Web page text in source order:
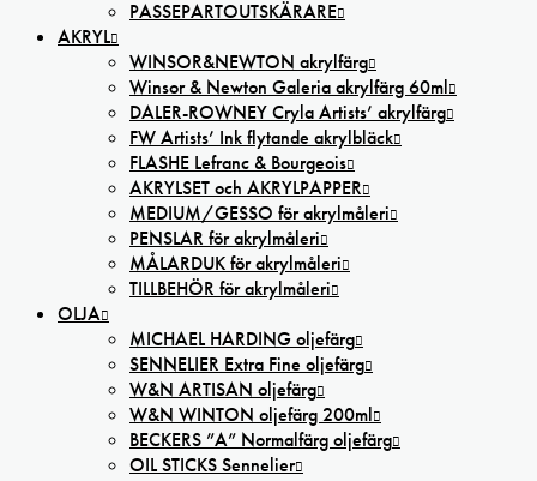
PASSEPARTOUTSKÄRARE
AKRYL
WINSOR&NEWTON akrylfärg
Winsor & Newton Galeria akrylfärg 60ml
DALER-ROWNEY Cryla Artists’ akrylfärg
FW Artists’ Ink flytande akrylbläck
FLASHE Lefranc & Bourgeois
AKRYLSET och AKRYLPAPPER
MEDIUM/GESSO för akrylmåleri
PENSLAR för akrylmåleri
MÅLARDUK för akrylmåleri
TILLBEHÖR för akrylmåleri
OLJA
MICHAEL HARDING oljefärg
SENNELIER Extra Fine oljefärg
W&N ARTISAN oljefärg
W&N WINTON oljefärg 200ml
BECKERS ”A” Normalfärg oljefärg
OIL STICKS Sennelier